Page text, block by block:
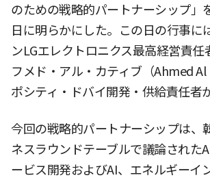
のための戦略的パートナーシップ」
日に明らかにした。この日の行事に
ンLGエレクトロニクス最高経営責任
フメド・アル・カティブ（Ahmed
ポシティ・ドバイ開発・供給責任者
今回の戦略的パートナーシップは、
ネスラウンドテーブルで議論された
ービス開発およびAI、エネルギーイ